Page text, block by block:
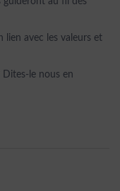
lien avec les valeurs et
Dites-le nous en